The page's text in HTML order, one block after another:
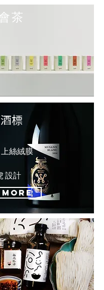
茶
標
絲絨膜
設計
more